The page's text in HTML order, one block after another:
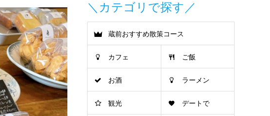
＼カテゴリで探す／
蔵前おすすめ散策コース
カフェ ご飯
お酒 ラーメン
観光 デートで